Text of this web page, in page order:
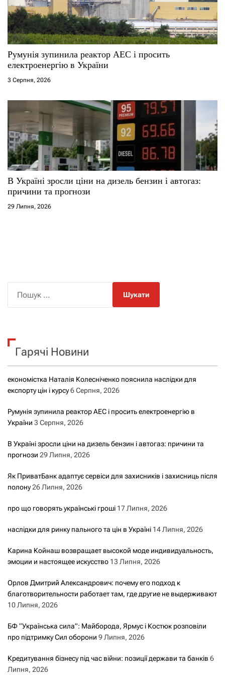
Румунія зупинила реактор АЕС і просить
електроенергію в України
3 Серпня, 2026
В Україні зросли ціни на дизель бензин і автогаз:
причини та прогнози
29 Липня, 2026
к
Гарячі Новини
економістка Наталія Колесніченко пояснила наслідки для
експорту цін і курсу6 Серпня, 2026
Румунія зупинила реактор АЕС і просить електроенергію в
України 3 Серпня, 2026
В Україні зросли ціни на дизель бензин і автогаз: причини та
прогнози 29 Липня, 2026
Як ПриватБанк адаптує сервіси для захисників і захисниць після
полону26 Липня, 2026
про що говорять українські гроші 17 Липня, 2026
наслідки для ринку пального та цін в Україні 14 Липня, 2026
Карина Койнаш возвращает высокой моде индивидуальность,
эмоции и настоящее искусство 13 Липня, 2026
Орлов Дмитрий Александрович: почему его подход к
благотворительности работает там, где другие не выдерживают
10 Липня, 2026
БФ “Українська сила”: Майборода, Ярмус і Костюк розповіли
про підтримку Сил оборони 9 Липня, 2026
Кредитування бізнесу під час війни: позиції держави та банків 6
Липня, 2026